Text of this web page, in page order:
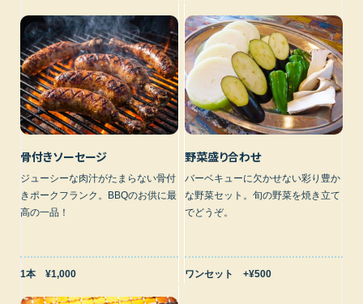
骨付きソーセージ
ジューシーな肉汁がたまらない骨付
きポークフランク。BBQのお供に最
高の一品！
1本 ¥1,000
野菜盛り合わせ
バーベキューに欠かせない彩り豊か
な野菜セット。旬の野菜を焼き立て
でどうぞ。
ワンセット +¥500